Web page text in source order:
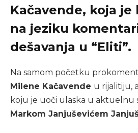
Kačavende, koja je
na jeziku
dešavanja u “Eliti”.
Na samom početku
Milene Kačavende u rijalitiju,
koju je uoči ulaska u aktuelnu
Markom Janjuševićem